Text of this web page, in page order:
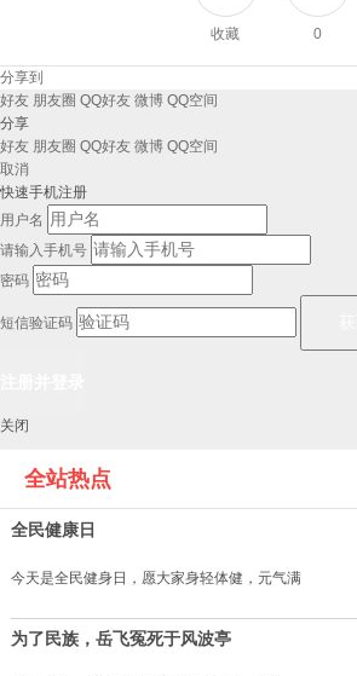
收藏 0
分享到
好友 朋友圈 QQ好友 微博 QQ空间
分享
好友 朋友圈 QQ好友 微博 QQ空间
取消
快速手机注册
用户名
请输入手机号
密码
短信验证码
关闭
全站热点
全民健康日
今天是全民健身日，愿大家身轻体健，元气满
为了民族，岳飞冤死于风波亭